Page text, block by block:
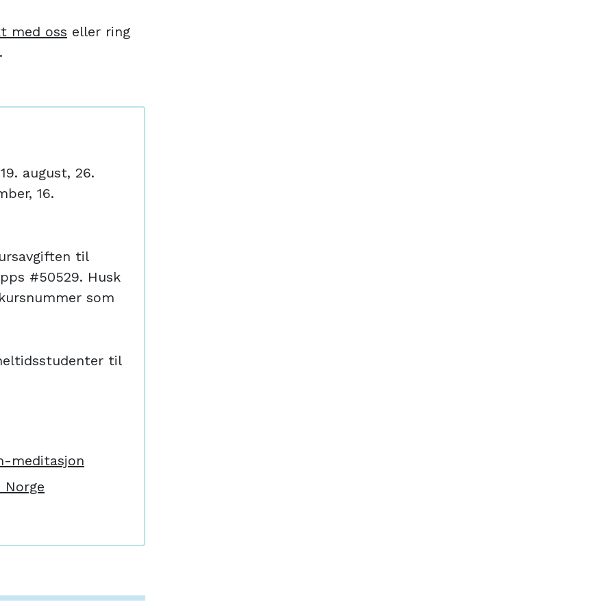
med oss eller ring
august, 26.
16.
til
#50529. Husk
som
til
meditasjon
Norge